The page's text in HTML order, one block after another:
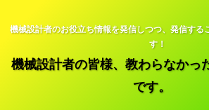
機械設計者のお役立ち情報を発信しつつ、発信する
す！
機械設計者の皆様、教わらなかっ
です。